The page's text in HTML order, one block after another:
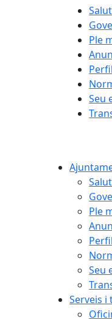
Ple
Seu
Ple
Seu
Serveis i